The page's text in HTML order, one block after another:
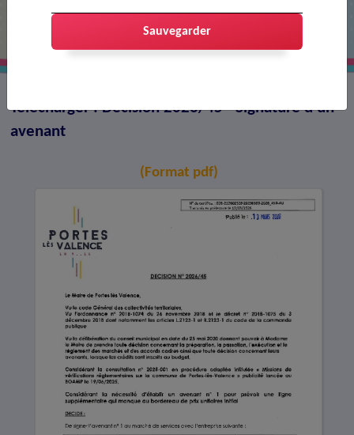
avenant
Télécharger : Décision 2026/45 - Signature d'un
avenant
(Format pdf)
Sauvegarder